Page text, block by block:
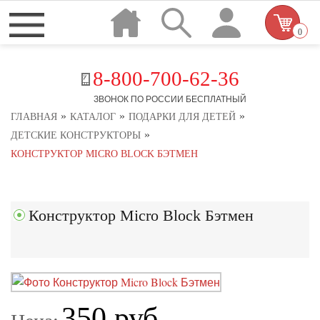
8-800-700-62-36
ЗВОНОК ПО РОССИИ БЕСПЛАТНЫЙ
0
ГЛАВНАЯ » КАТАЛОГ » ПОДАРКИ ДЛЯ ДЕТЕЙ »
ДЕТСКИЕ КОНСТРУКТОРЫ »
КОНСТРУКТОР MICRO BLOCK БЭТМЕН
Конструктор Micro Block Бэтмен